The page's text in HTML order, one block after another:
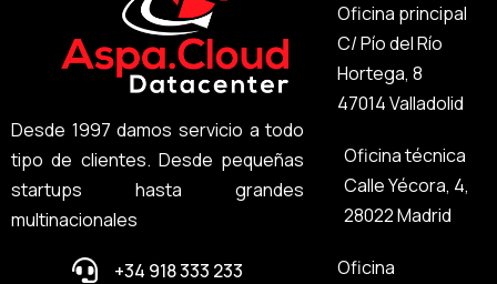
Desde 1997 damos servicio a todo
tipo de clientes. Desde pequeñas
startups hasta grandes
multinacionales
+34 918 333 233
Oficina principal
C/ Pío del Río
Hortega, 8
47014 Valladolid
Oficina técnica
Calle Yécora, 4,
28022 Madrid
Oficina